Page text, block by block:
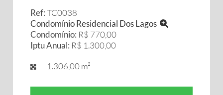
Ref:TC0038
Condomínio Residencial Dos Lagos
Condomínio: R$ 770,00
Iptu Anual: R$ 1.300,00
1.306,00 m²